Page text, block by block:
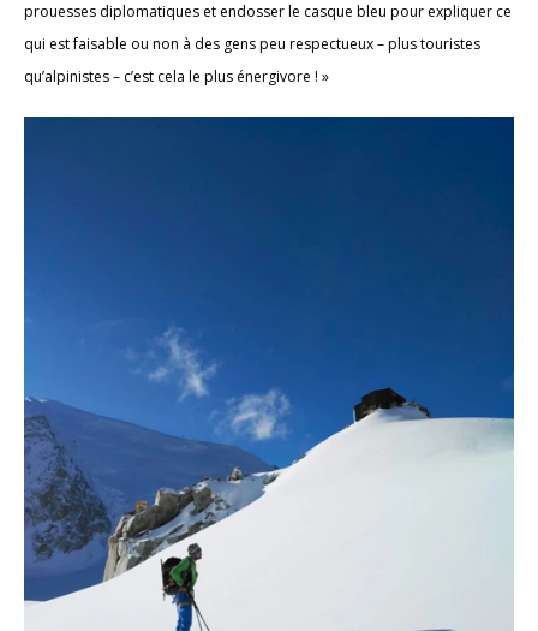
prouesses diplomatiques et endosser le casque bleu pour expliquer ce
qui est faisable ou non à des gens peu respectueux – plus touristes
qu’alpinistes – c’est cela le plus énergivore ! »